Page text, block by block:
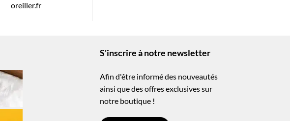
oreiller.fr
S'inscrire à notre newsletter
Afin d'être informé des nouveautés
ainsi que des offres exclusives sur
notre boutique !